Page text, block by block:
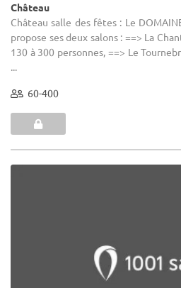
Château
Château salle des fêtes : Le
propose ses deux salons : ==> La
130 à 300 personnes, ==> Le
...
60-400